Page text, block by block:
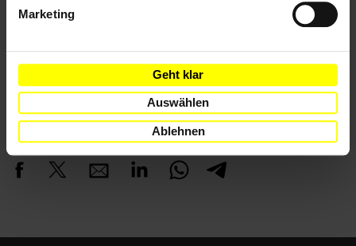
Marketing
Geht klar
Auswählen
Ablehnen
Teile diesen Beitrag